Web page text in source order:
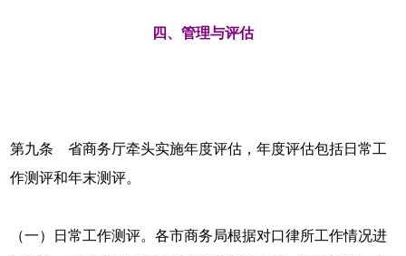
四、管理与评估
第九条 省商务厅牵头实施年度评估，年度评估包括日常工
作测评和年末测评。
（一）日常工作测评。各市商务局根据对口律所工作情况进